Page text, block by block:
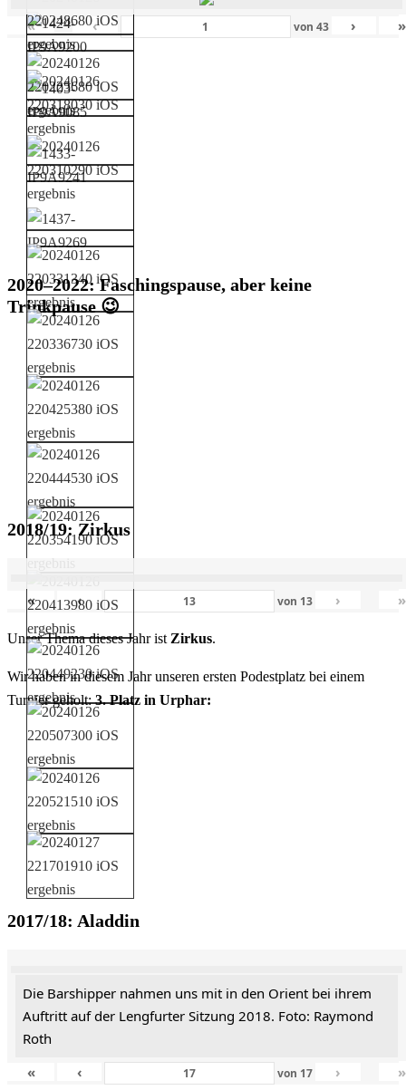
« ‹ von 43 › »
2020–2022: Faschingspause, aber keine
Trinkpause 😉
2018/19: Zirkus
« ‹ von 13 › »
Unser Thema dieses Jahr ist Zirkus.
Wir haben in diesem Jahr unseren ersten Podestplatz bei einem
Turnier geholt:3. Platz in Urphar:
2017/18: Aladdin
Die Barshipper nahmen uns mit in den Orient bei ihrem
Auftritt auf der Lengfurter Sitzung 2018. Foto: Raymond
Roth
«
‹ von 17 › »